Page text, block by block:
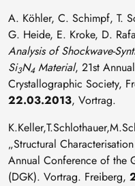
A. Köhler, C. Schimpf, T.
G. Heide, E. Kroke, D.
Analysis of Shockwave-
Si3N4Material, 21st
Crystallographic Society,
22.03.2013, Vortrag.
„Structural
Annual Conference of the
(DGK). Vortrag. Freiberg,